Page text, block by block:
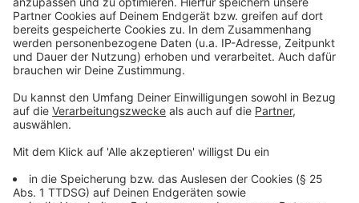
Regensburg, Vorsitzender der Deutschen Gesellschaft
für Infektiologie. Zumal man mit einer solchen Maske
nur noch schwer atmen könne.
Apotheken Schutzmasken seit Wochen ausverkauft -
und sie bekommen kaum Nachschub. Das erklärt der
Bundesverband des pharmazeutischen Großhandels